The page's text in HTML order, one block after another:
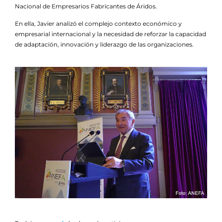
Nacional de Empresarios Fabricantes de Áridos.
En ella, Javier analizó el complejo contexto económico y
empresarial internacional y la necesidad de reforzar la capacidad
de adaptación, innovación y liderazgo de las organizaciones.